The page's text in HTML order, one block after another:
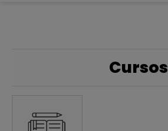
Cursos